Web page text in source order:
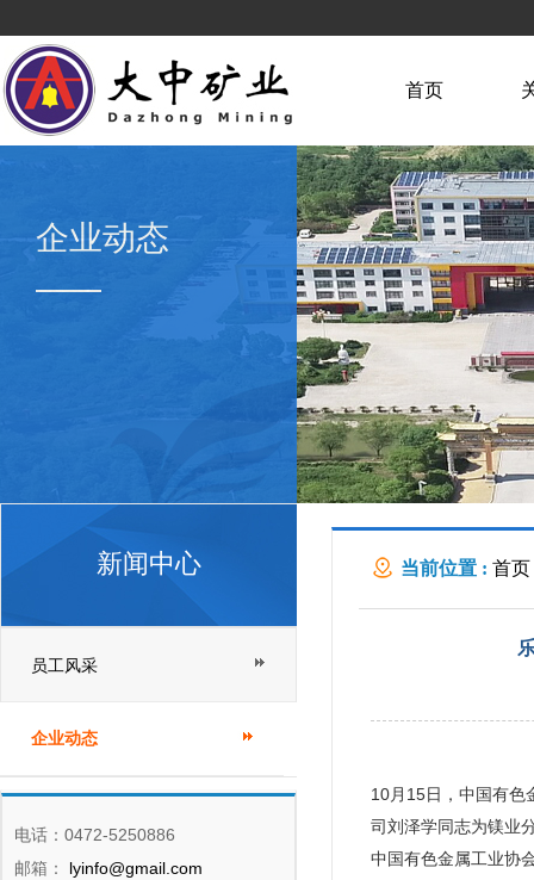
首页
企业动态
新闻中心
员工风采
企业动态
电话：0472-5250886
邮箱：
lyinfo@gmail.com
当前位置 : 首页
10月15日，中国有色
司刘泽学同志为镁业
中国有色金属工业协